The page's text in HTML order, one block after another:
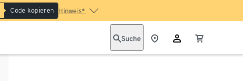
Code kopieren Hinweis*
Suche